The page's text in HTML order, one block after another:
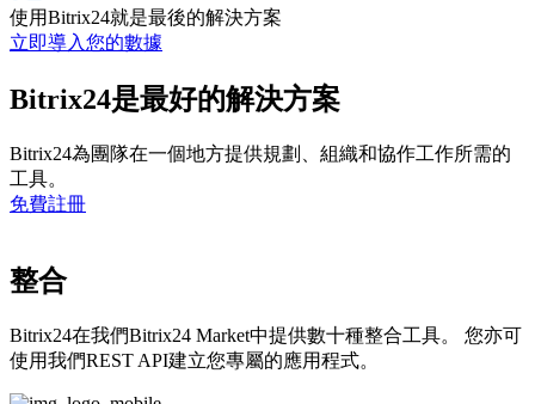
使用Bitrix24就是最後的解決方案
立即導入您的數據
Bitrix24是最好的解決方案
Bitrix24為團隊在一個地方提供規劃、組織和協作工作所需的
工具。
免費註冊
整合
Bitrix24在我們Bitrix24 Market中提供數十種整合工具。 您亦可
使用我們REST API建立您專屬的應用程式。